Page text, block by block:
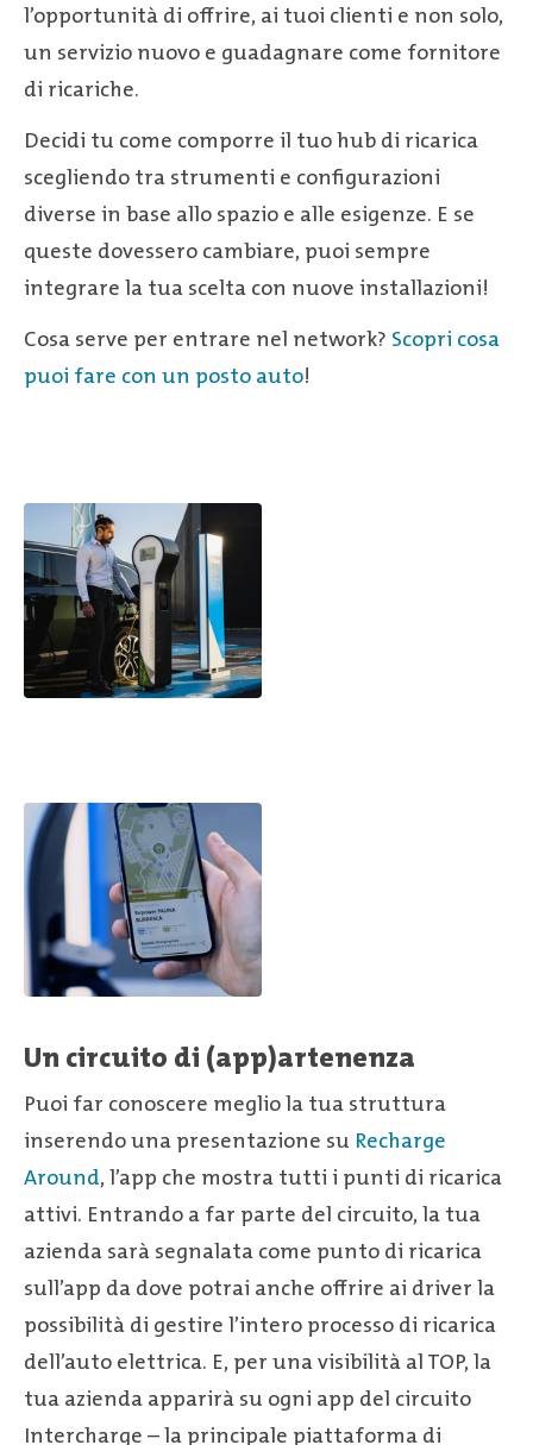
l’opportunità di offrire, ai tuoi clienti e non solo,
un servizio nuovo e guadagnare come fornitore
di ricariche.
Decidi tu come comporre il tuo hub di ricarica
scegliendo tra strumenti e configurazioni
diverse in base allo spazio e alle esigenze. E se
queste dovessero cambiare, puoi sempre
integrare la tua scelta con nuove installazioni!
Cosa serve per entrare nel network? Scopri cosa
puoi fare con un posto auto!
Un circuito di (app)artenenza
Puoi far conoscere meglio la tua struttura
inserendo una presentazione su Recharge
Around, l’app che mostra tutti i punti di ricarica
attivi. Entrando a far parte del circuito, la tua
azienda sarà segnalata come punto di ricarica
sull’app da dove potrai anche offrire ai driver la
possibilità di gestire l’intero processo di ricarica
dell’auto elettrica. E, per una visibilità al TOP, la
tua azienda apparirà su ogni app del circuito
Intercharge – la principale piattaforma di